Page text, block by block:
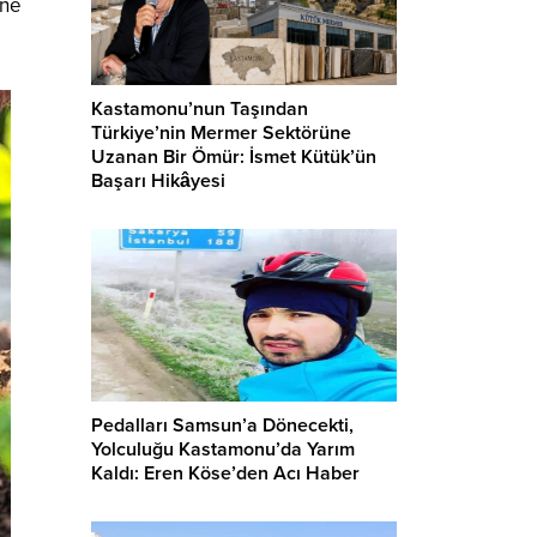
Kastamonu’nun Taşından
Türkiye’nin Mermer Sektörüne
Uzanan Bir Ömür: İsmet Kütük’ün
Başarı Hikâyesi
Pedalları Samsun’a Dönecekti,
Yolculuğu Kastamonu’da Yarım
Kaldı: Eren Köse’den Acı Haber